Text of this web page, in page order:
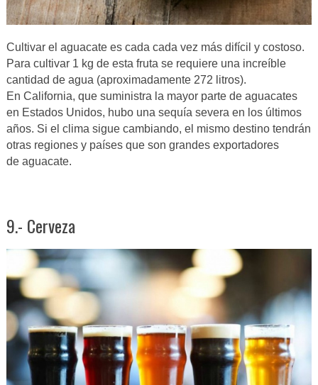
Cultivar el aguacate es cada cada vez más difícil y costoso.
Para cultivar 1 kg de esta fruta se requiere una increíble
cantidad de agua (aproximadamente 272 litros).
En California, que suministra la mayor parte de aguacates
en Estados Unidos, hubo una sequía severa en los últimos
años. Si el clima sigue cambiando, el mismo destino tendrán
otras regiones y países que son grandes exportadores
de aguacate.
9.- Cerveza